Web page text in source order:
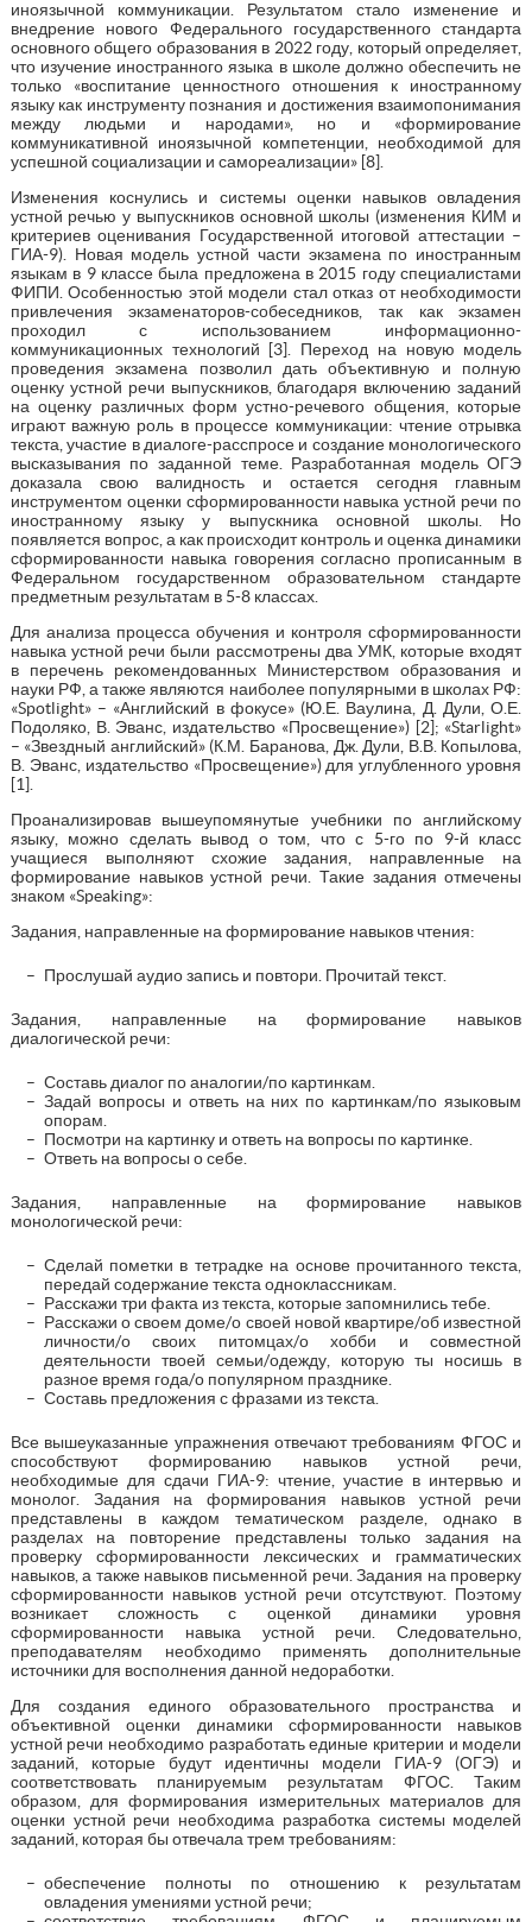
иноязычной коммуникации. Результатом стало изменение и
внедрение нового Федерального государственного стандарта
основного общего образования в 2022 году, который определяет,
что изучение иностранного языка в школе должно обеспечить не
только «воспитание ценностного отношения к иностранному
языку как инструменту познания и достижения взаимопонимания
между людьми и народами», но и «формирование
коммуникативной иноязычной компетенции, необходимой для
успешной социализации и самореализации» [8].
Изменения коснулись и системы оценки навыков овладения
устной речью у выпускников основной школы (изменения КИМ и
критериев оценивания Государственной итоговой аттестации –
ГИА-9). Новая модель устной части экзамена по иностранным
языкам в 9 классе была предложена в 2015 году специалистами
ФИПИ. Особенностью этой модели стал отказ от необходимости
привлечения экзаменаторов-собеседников, так как экзамен
проходил с использованием информационно-
коммуникационных технологий [3]. Переход на новую модель
проведения экзамена позволил дать объективную и полную
оценку устной речи выпускников, благодаря включению заданий
на оценку различных форм устно-речевого общения, которые
играют важную роль в процессе коммуникации: чтение отрывка
текста, участие в диалоге-расспросе и создание монологического
высказывания по заданной теме. Разработанная модель ОГЭ
доказала свою валидность и остается сегодня главным
инструментом оценки сформированности навыка устной речи по
иностранному языку у выпускника основной школы. Но
появляется вопрос, а как происходит контроль и оценка динамики
сформированности навыка говорения согласно прописанным в
Федеральном государственном образовательном стандарте
предметным результатам в 5-8 классах.
Для анализа процесса обучения и контроля сформированности
навыка устной речи были рассмотрены два УМК, которые входят
в перечень рекомендованных Министерством образования и
науки РФ, а также являются наиболее популярными в школах РФ:
«Spotlight» – «Английский в фокусе» (Ю.Е. Ваулина, Д. Дули, О.Е.
Подоляко, В. Эванс, издательство «Просвещение») [2]; «Starlight»
– «Звездный английский» (К.М. Баранова, Дж. Дули, В.В. Копылова,
В. Эванс, издательство «Просвещение») для углубленного уровня
[1].
Проанализировав вышеупомянутые учебники по английскому
языку, можно сделать вывод о том, что с 5-го по 9-й класс
учащиеся выполняют схожие задания, направленные на
формирование навыков устной речи. Такие задания отмечены
знаком «Speaking»:
Задания, направленные на формирование навыков чтения:
Прослушай аудио запись и повтори. Прочитай текст.
Задания, направленные на формирование навыков
диалогической речи:
Составь диалог по аналогии/по картинкам.
Задай вопросы и ответь на них по картинкам/по языковым
опорам.
Посмотри на картинку и ответь на вопросы по картинке.
Ответь на вопросы о себе.
Задания, направленные на формирование навыков
монологической речи:
Сделай пометки в тетрадке на основе прочитанного текста,
передай содержание текста одноклассникам.
Расскажи три факта из текста, которые запомнились тебе.
Расскажи о своем доме/о своей новой квартире/об известной
личности/о своих питомцах/о хобби и совместной
деятельности твоей семьи/одежду, которую ты носишь в
разное время года/о популярном празднике.
Составь предложения с фразами из текста.
Все вышеуказанные упражнения отвечают требованиям ФГОС и
способствуют формированию навыков устной речи,
необходимые для сдачи ГИА-9: чтение, участие в интервью и
монолог. Задания на формирования навыков устной речи
представлены в каждом тематическом разделе, однако в
разделах на повторение представлены только задания на
проверку сформированности лексических и грамматических
навыков, а также навыков письменной речи. Задания на проверку
сформированности навыков устной речи отсутствуют. Поэтому
возникает сложность с оценкой динамики уровня
сформированности навыка устной речи. Следовательно,
преподавателям необходимо применять дополнительные
источники для восполнения данной недоработки.
Для создания единого образовательного пространства и
объективной оценки динамики сформированности навыков
устной речи необходимо разработать единые критерии и модели
заданий, которые будут идентичны модели ГИА-9 (ОГЭ) и
соответствовать планируемым результатам ФГОС. Таким
образом, для формирования измерительных материалов для
оценки устной речи необходима разработка системы моделей
заданий, которая бы отвечала трем требованиям:
обеспечение полноты по отношению к результатам
овладения умениями устной речи;